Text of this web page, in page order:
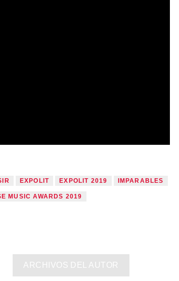
EXPOLIT EXPOLIT 2019 IMPARABLES
MUSIC AWARDS 2019
ARCHIVOS DEL AUTOR